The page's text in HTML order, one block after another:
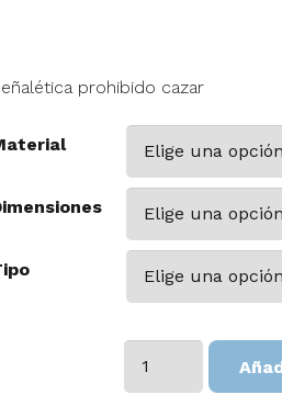
prohibido cazar
Cazar
cantidad